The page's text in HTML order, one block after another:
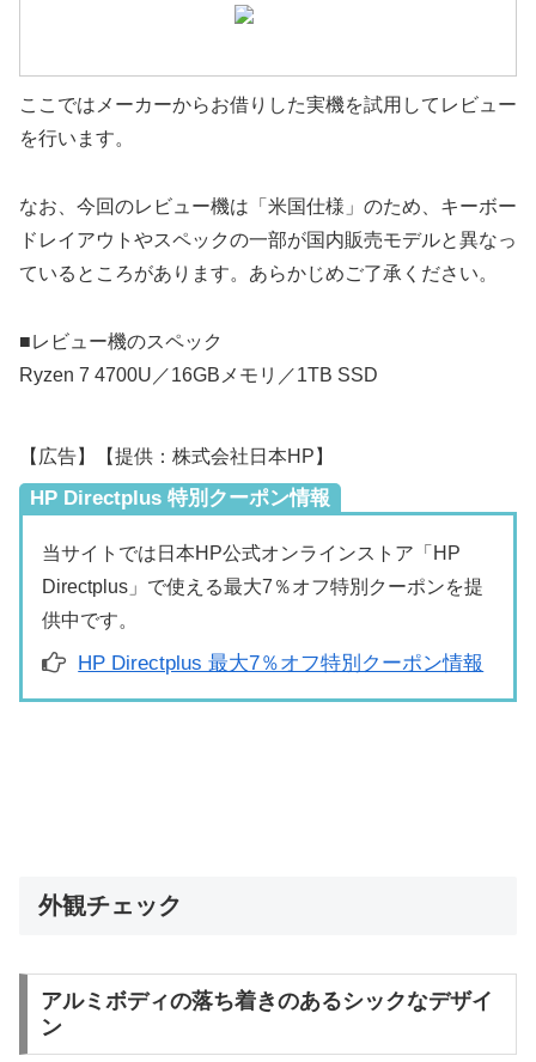
ここではメーカーからお借りした実機を試用してレビュー
を行います。
なお、今回のレビュー機は「米国仕様」のため、キーボー
ドレイアウトやスペックの一部が国内販売モデルと異なっ
ているところがあります。あらかじめご了承ください。
■レビュー機のスペック
Ryzen 7 4700U／16GBメモリ／1TB SSD
【広告】【提供：株式会社日本HP】
HP Directplus 特別クーポン情報
当サイトでは日本HP公式オンラインストア「HP
Directplus」で使える最大7％オフ特別クーポンを提
供中です。
HP Directplus 最大7％オフ特別クーポン情報
外観チェック
アルミボディの落ち着きのあるシックなデザイ
ン